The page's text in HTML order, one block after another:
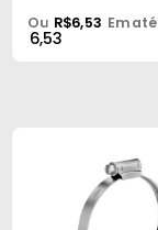
Ou R$6,53 Em até
6,53